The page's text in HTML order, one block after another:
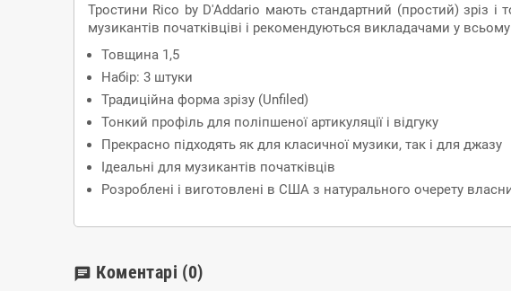
Тростини Rico by D'Addario мають стандартний (простий) зріз
музикантів початківціві і рекомендуються викладачами у
Товщина 1,5
Набір: 3 штуки
Традиційна форма зрізу (Unfiled)
Тонкий профіль для поліпшеної артикуляції і відгуку
Прекрасно підходять як для класичної музики, так і для джазу
Ідеальні для музикантів початківців
Розроблені і виготовлені в США з натурального очерету
chat Коментарі (0)